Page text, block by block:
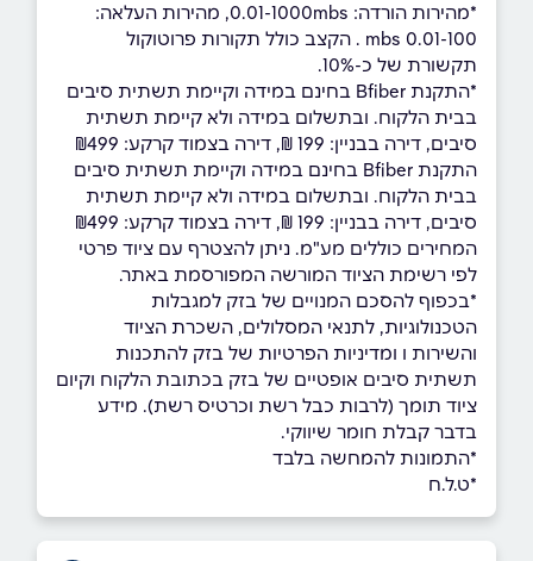
*מהירות הורדה: 0.01-1000mbs, מהירות העלאה:
0.01-100 mbs . הקצב כולל תקורות פרוטוקול
תקשורת של כ-10%.
*התקנת Bfiber בחינם במידה וקיימת תשתית סיבים
בבית הלקוח. ובתשלום במידה ולא קיימת תשתית
סיבים, דירה בבניין: 199 ₪, דירה בצמוד קרקע: ₪499
התקנת Bfiber בחינם במידה וקיימת תשתית סיבים
בבית הלקוח. ובתשלום במידה ולא קיימת תשתית
סיבים, דירה בבניין: 199 ₪, דירה בצמוד קרקע: ₪499
המחירים כוללים מע"מ. ניתן להצטרף עם ציוד פרטי
לפי רשימת הציוד המורשה המפורסמת באתר.
*בכפוף להסכם המנויים של בזק למגבלות
הטכנולוגיות, לתנאי המסלולים, השכרת הציוד
והשירות ו ומדיניות הפרטיות של בזק להתכנות
תשתית סיבים אופטיים של בזק בכתובת הלקוח וקיום
ציוד תומך (לרבות כבל רשת וכרטיס רשת). מידע
בדבר קבלת חומר שיווקי.
*התמונות להמחשה בלבד
*ט.ל.ח